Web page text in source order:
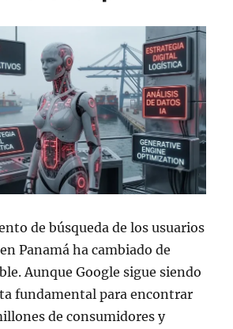
de búsqueda de los usuarios
Panamá ha cambiado de
Aunque Google sigue siendo
fundamental para encontrar
de consumidores y